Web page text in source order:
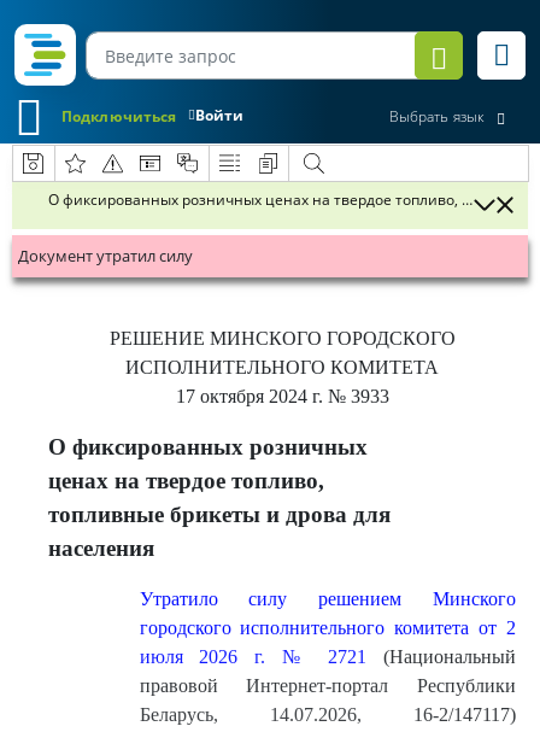
Войти
Подключиться Выбрать язык
О фиксированных розничных ценах на твердое топливо,
Документ утратил силу
РЕШЕНИЕ МИНСКОГО ГОРОДСКОГО
ИСПОЛНИТЕЛЬНОГО КОМИТЕТА
17 октября 2024 г. № 3933
О фиксированных розничных
ценах на твердое топливо,
топливные брикеты и дрова для
населения
Утратило силу решением Минского
городского исполнительного комитета от 2
июля 2026 г. № 2721 (Национальный
правовой Интернет-портал Республики
Беларусь, 14.07.2026, 16-2/147117)